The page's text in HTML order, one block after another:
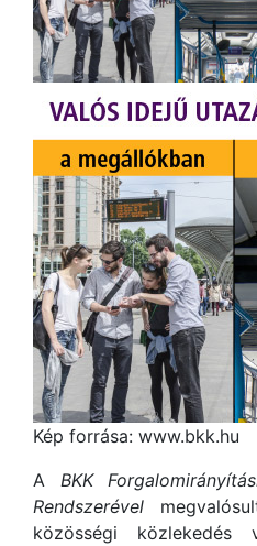
Kép forrása: www.bkk.hu
A BKK
Rendszerével
közösségi közlekedés